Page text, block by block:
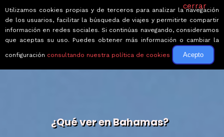
¿Qué ver en Bahamas?
cerrar
Utilizamos cookies propias y de terceros para analizar la navegación
de los usuarios, facilitar la búsqueda de viajes y permitirte compartir
información en redes sociales. Si continúas navegando, consideramos
que aceptas su uso. Puedes obtener más información o cambiar la
configuración consultando nuestra política de cookies Acepto